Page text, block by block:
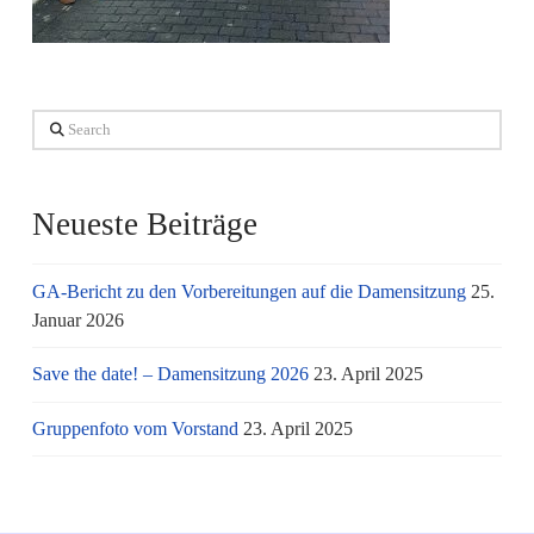
Search
Neueste Beiträge
GA-Bericht zu den Vorbereitungen auf die Damensitzung 25.
Januar 2026
Save the date! – Damensitzung 2026 23. April 2025
Gruppenfoto vom Vorstand 23. April 2025